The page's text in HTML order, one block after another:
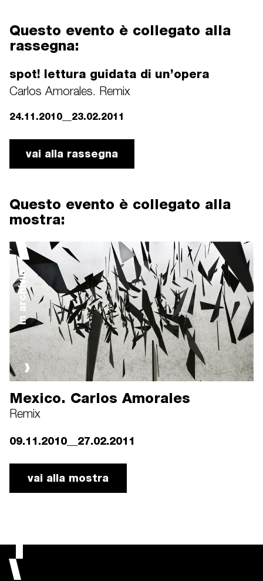
Questo evento è collegato alla
rassegna:
spot! lettura guidata di un’opera
Carlos Amorales. Remix
24.11.2010__23.02.2011
vai alla rassegna
Questo evento è collegato alla
mostra:
in archivio
Mexico. Carlos Amorales
Remix
09.11.2010__27.02.2011
vai alla mostra